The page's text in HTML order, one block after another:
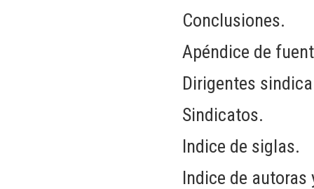
Conclusiones.
Apéndice de
Dirigentes
Sindicatos.
Indice de siglas.
Indice de autoras